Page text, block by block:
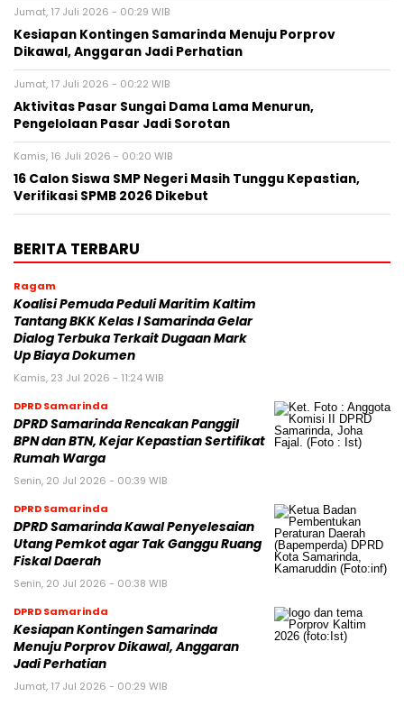
Jumat, 17 Juli 2026 - 00:29 WIB
Kesiapan Kontingen Samarinda Menuju Porprov
Dikawal, Anggaran Jadi Perhatian
Jumat, 17 Juli 2026 - 00:22 WIB
Aktivitas Pasar Sungai Dama Lama Menurun,
Pengelolaan Pasar Jadi Sorotan
Kamis, 16 Juli 2026 - 00:20 WIB
16 Calon Siswa SMP Negeri Masih Tunggu Kepastian,
Verifikasi SPMB 2026 Dikebut
BERITA TERBARU
Ragam
Koalisi Pemuda Peduli Maritim Kaltim
Tantang BKK Kelas I Samarinda Gelar
Dialog Terbuka Terkait Dugaan Mark
Up Biaya Dokumen
Kamis, 23 Jul 2026 - 11:24 WIB
DPRD Samarinda
DPRD Samarinda Rencakan Panggil
BPN dan BTN, Kejar Kepastian Sertifikat
Rumah Warga
Senin, 20 Jul 2026 - 00:39 WIB
DPRD Samarinda
DPRD Samarinda Kawal Penyelesaian
Utang Pemkot agar Tak Ganggu Ruang
Fiskal Daerah
Senin, 20 Jul 2026 - 00:38 WIB
DPRD Samarinda
Kesiapan Kontingen Samarinda
Menuju Porprov Dikawal, Anggaran
Jadi Perhatian
Jumat, 17 Jul 2026 - 00:29 WIB